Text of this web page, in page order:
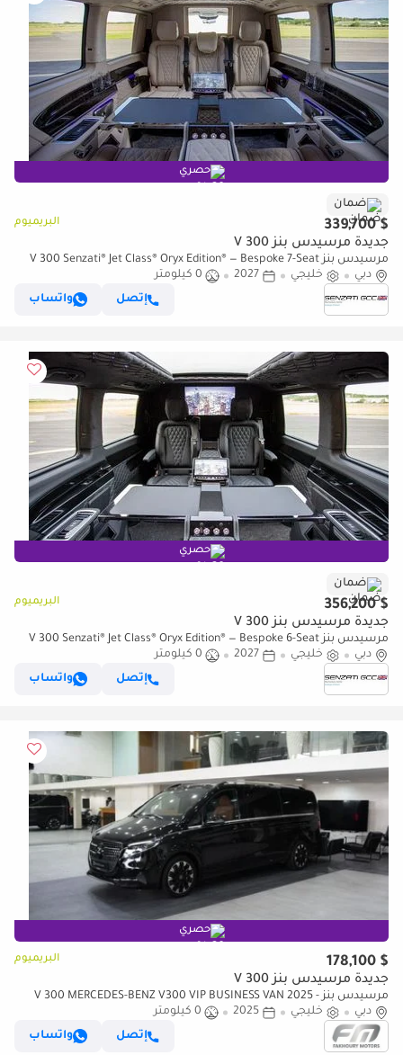
حصري
ضمان
$ 339,700 البريميوم
جديدة مرسيدس بنز V 300
مرسيدس بنز V 300 Senzati® Jet Class® Oryx Edition® — Bespoke 7-Seat
Silk Beige Leather | Pure Sophistication. By Priv
دبي خليجي 2027
0 كيلومتر
إتصل
واتساب
حصري
ضمان
$ 356,200 البريميوم
جديدة مرسيدس بنز V 300
مرسيدس بنز V 300 Senzati® Jet Class® Oryx Edition® — Bespoke 6-Seat
Ebony Leather | One of a Kind. By Private Order O
دبي خليجي 2027
0 كيلومتر
إتصل
واتساب
حصري
$ 178,100 البريميوم
جديدة مرسيدس بنز V 300
مرسيدس بنز V 300 MERCEDES-BENZ V300 VIP BUSINESS VAN 2025 -
BRAND NEW!!!
دبي خليجي 2025
0 كيلومتر
إتصل
واتساب